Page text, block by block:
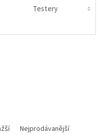
Testery
Nejprodávanější